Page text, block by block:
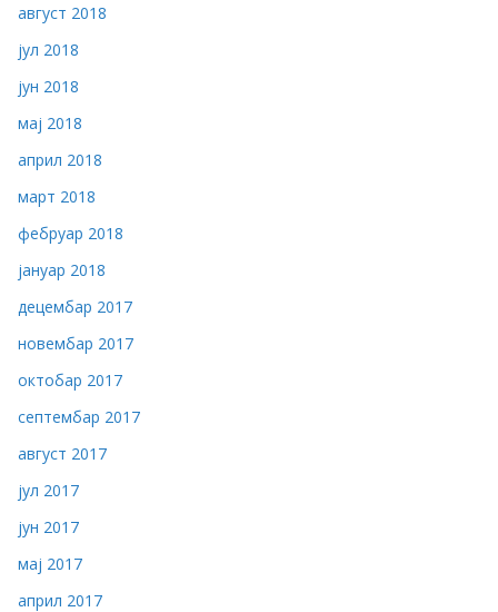
август 2018
јул 2018
јун 2018
мај 2018
април 2018
март 2018
фебруар 2018
јануар 2018
децембар 2017
новембар 2017
октобар 2017
септембар 2017
август 2017
јул 2017
јун 2017
мај 2017
април 2017